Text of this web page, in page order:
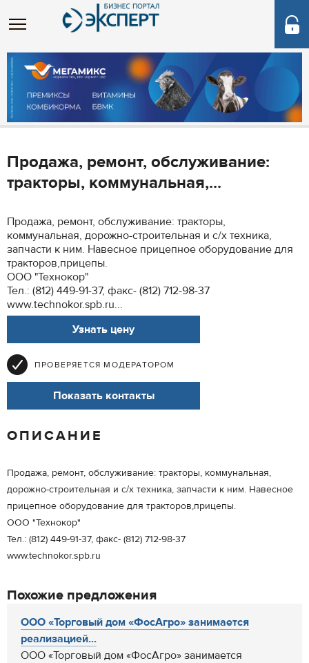
Продажа, ремонт, обслуживание:
тракторы, коммунальная,...
Продажа, ремонт, обслуживание: тракторы,
коммунальная, дорожно-строительная и с/х техника,
запчасти к ним. Навесное прицепное оборудование для
тракторов,прицепы.
ООО "Технокор"
Тел.: (812) 449-91-37, факс- (812) 712-98-37
www.technokor.spb.ru...
Узнать цену
ПРОВЕРЯЕТСЯ МОДЕРАТОРОМ
Показать контакты
ОПИСАНИЕ
Продажа, ремонт, обслуживание: тракторы, коммунальная,
дорожно-строительная и с/х техника, запчасти к ним. Навесное
прицепное оборудование для тракторов,прицепы.
ООО "Технокор"
Тел.: (812) 449-91-37, факс- (812) 712-98-37
www.technokor.spb.ru
Похожие предложения
ООО «Торговый дом «ФосАгро» занимается
реализацией...
ООО «Торговый дом «ФосАгро» занимается